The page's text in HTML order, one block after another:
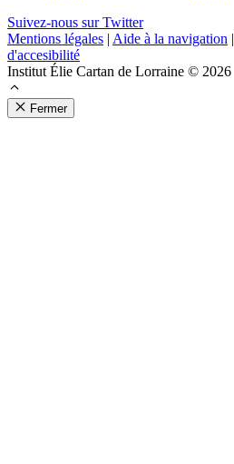
Suivez-nous sur Twitter
Mentions légales | Aide à la navigation |
d'accesibilité
Institut Élie Cartan de Lorraine © 2026
Fermer